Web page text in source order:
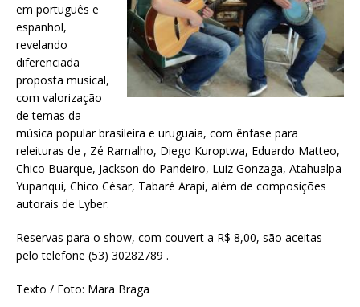
em português e
espanhol,
revelando
diferenciada
proposta musical,
com valorização
de temas da
música popular brasileira e uruguaia, com ênfase para
releituras de , Zé Ramalho, Diego Kuroptwa, Eduardo Matteo,
Chico Buarque, Jackson do Pandeiro, Luiz Gonzaga, Atahualpa
Yupanqui, Chico César, Tabaré Arapi, além de composições
autorais de Lyber.
Reservas para o show, com couvert a R$ 8,00, são aceitas
pelo telefone (53) 30282789 .
Texto / Foto: Mara Braga